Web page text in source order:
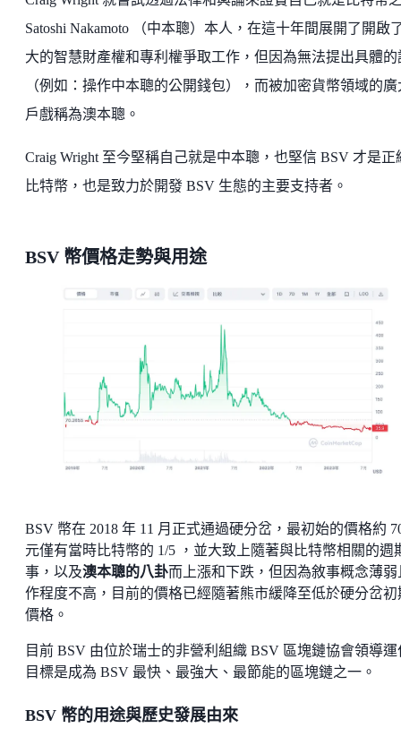
Satoshi Nakamoto （中本聰）本人，在這十年間展開了開啟
大的智慧財產權和專利權爭取工作，但因為無法提出具體的
（例如：操作中本聰的公開錢包），而被加密貨幣領域的廣
戶戲稱為澳本聰。
Craig Wright 至今堅稱自己就是中本聰，也堅信 BSV 才是正
比特幣，也是致力於開發 BSV 生態的主要支持者。
BSV 幣價格走勢與用途
BSV 幣在 2018 年 11 月正式通過硬分岔，最初始的價格約
元僅有當時比特幣的 1/5 ，並大致上隨著與比特幣相關的週
事，以及澳本聰的八卦而上漲和下跌，但因為敘事概念薄弱
作程度不高，目前的價格已經隨著熊市緩降至低於硬分岔初
價格。
目前 BSV 由位於瑞士的非營利組織 BSV 區塊鏈協會領導運
目標是成為 BSV 最快、最強大、最節能的區塊鏈之一。
BSV 幣的用途與歷史發展由來